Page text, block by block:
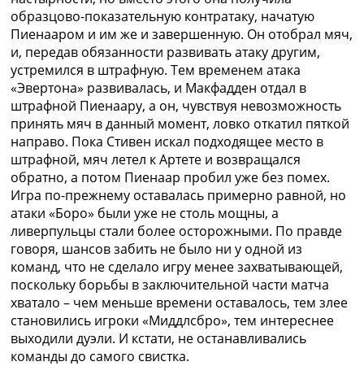
образцово-показательную контратаку, начатую
Пиенааром и им же и завершенную. Он отобрал мяч,
и, передав обязанности развивать атаку другим,
устремился в штрафную. Тем временем атака
«Эвертона» развивалась, и Макфадден отдал в
штрафной Пиенаару, а он, чувствуя невозможность
принять мяч в данный момент, ловко откатил пяткой
направо. Пока Стивен искал подходящее место в
штрафной, мяч летел к Артете и возвращался
обратно, а потом Пиенаар пробил уже без помех.
Игра по-прежнему оставалась примерно равной, но
атаки «Боро» были уже не столь мощны, а
ливерпульцы стали более осторожными. По правде
говоря, шансов забить не было ни у одной из
команд, что не сделало игру менее захватывающей,
поскольку борьбы в заключительной части матча
хватало – чем меньше времени оставалось, тем злее
становились игроки «Миддлсбро», тем интереснее
выходили дуэли. И кстати, не останавливались
команды до самого свистка.